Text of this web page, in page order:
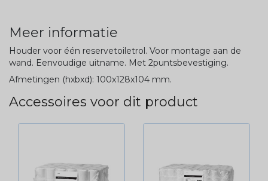
Meer informatie
Houder voor één reservetoiletrol. Voor montage aan de
wand. Eenvoudige uitname. Met 2puntsbevestiging.
Afmetingen (hxbxd): 100x128x104 mm.
Accessoires voor dit product